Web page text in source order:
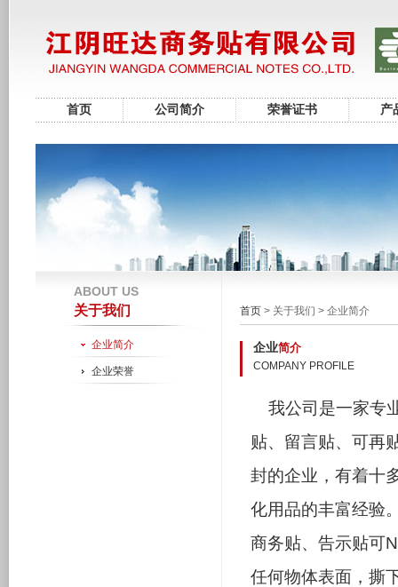
首页 公司简介 荣誉证书 产
ABOUT US
关于我们
企业简介
企业荣誉
首页 > 关于我们 > 企业简介
企业简介
COMPANY PROFILE
我公司是一家专
贴、留言贴、可再
封的企业，有着十
化用品的丰富经验
商务贴、告示贴可
任何物体表面，撕